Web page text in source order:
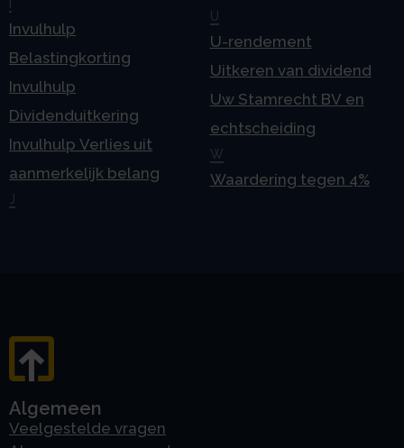
Invulhulp
Belastingkorting
Invulhulp
Dividenduitkering
Invulhulp Verlies uit
aanmerkelijk belang
U
U-rendement
Uitkeren van dividend
Uw Stamrecht BV en
echtscheiding
W
Waardering tegen 4%
Algemeen
Veelgestelde vragen